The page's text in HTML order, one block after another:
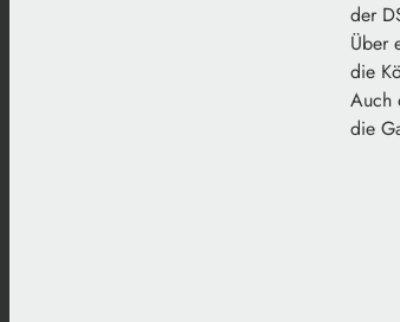
der
Über
die
Auch
die